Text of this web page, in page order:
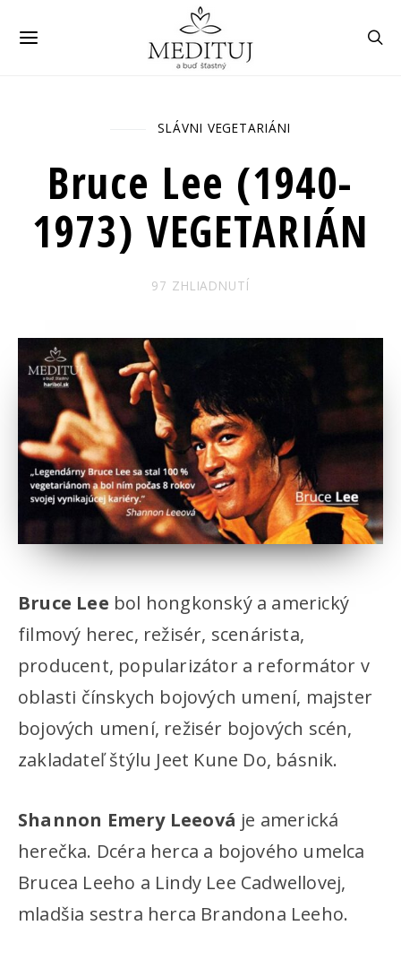
Všetky položky
Bruce Lee
SLÁVNI VEGETARIÁNI
Bruce Lee (1940-
1973) VEGETARIÁN
97 ZHLIADNUTÍ
Bruce Lee bol hongkonský a americký
filmový herec, režisér, scenárista,
producent, popularizátor a reformátor v
oblasti čínskych bojových umení, majster
bojových umení, režisér bojových scén,
zakladateľ štýlu Jeet Kune Do, básnik.
Shannon Emery Leeová je americká
herečka. Dcéra herca a bojového umelca
Brucea Leeho a Lindy Lee Cadwellovej,
mladšia sestra herca Brandona Leeho.